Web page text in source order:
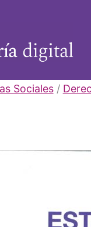
Sociales/